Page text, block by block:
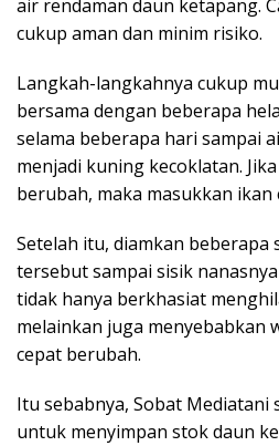
air rendaman daun ketapang.
cukup aman dan minim risiko.
Langkah-langkahnya cukup
bersama dengan beberapa
selama beberapa hari sampai
menjadi kuning kecoklatan.
berubah, maka masukkan ikan
Setelah itu, diamkan beberapa
tersebut sampai sisik
tidak hanya berkhasiat
melainkan juga menyebabkan
cepat berubah.
Itu sebabnya, Sobat Mediatani
untuk menyimpan stok daun